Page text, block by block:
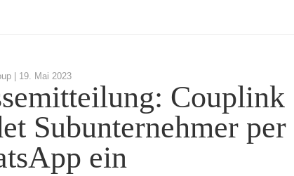
| 19. Mai 2023
Couplink
Subunternehmer per
ein